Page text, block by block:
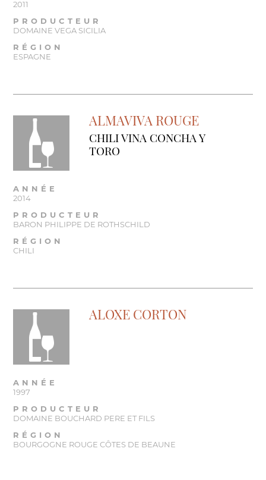
2011
PRODUCTEUR
DOMAINE VEGA SICILIA
RÉGION
ESPAGNE
ALMAVIVA ROUGE
CHILI VINA CONCHA Y
TORO
ANNÉE
2014
PRODUCTEUR
BARON PHILIPPE DE ROTHSCHILD
RÉGION
CHILI
ALOXE CORTON
ANNÉE
1997
PRODUCTEUR
DOMAINE BOUCHARD PERE ET FILS
RÉGION
BOURGOGNE ROUGE CÔTES DE BEAUNE